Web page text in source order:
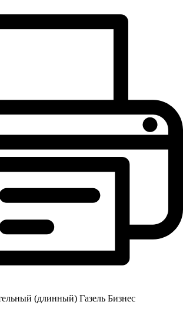
(длинный) Газель Бизнес